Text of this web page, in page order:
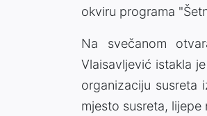
okviru programa
Na svečanom
Vlaisavljević istakla
organizaciju susreta
mjesto susreta, lijepe